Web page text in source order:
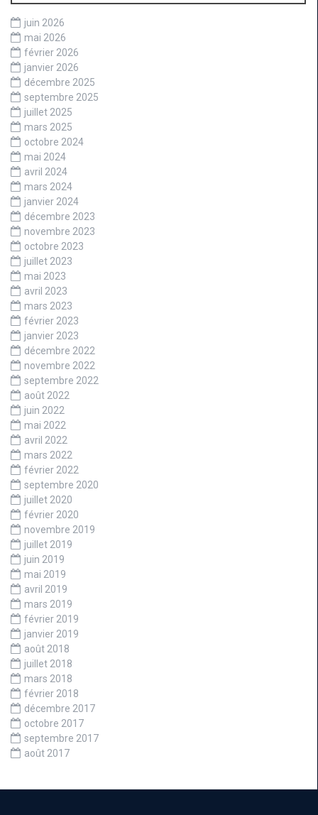
juin 2026
mai 2026
février 2026
janvier 2026
décembre 2025
septembre 2025
juillet 2025
mars 2025
octobre 2024
mai 2024
avril 2024
mars 2024
janvier 2024
décembre 2023
novembre 2023
octobre 2023
juillet 2023
mai 2023
avril 2023
mars 2023
février 2023
janvier 2023
décembre 2022
novembre 2022
septembre 2022
août 2022
juin 2022
mai 2022
avril 2022
mars 2022
février 2022
septembre 2020
juillet 2020
février 2020
novembre 2019
juillet 2019
juin 2019
mai 2019
avril 2019
mars 2019
février 2019
janvier 2019
août 2018
juillet 2018
mars 2018
février 2018
décembre 2017
octobre 2017
septembre 2017
août 2017